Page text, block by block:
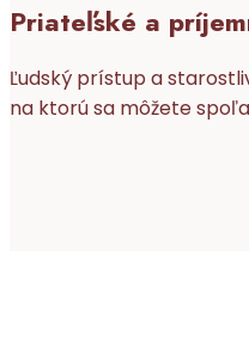
Priateľské a
Ľudský prístup a
na ktorú sa môžete